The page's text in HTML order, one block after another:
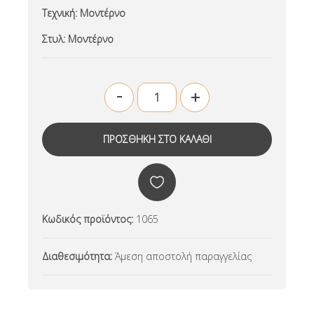
Τεχνική: Μοντέρνο
Στυλ: Μοντέρνο
- +
Κωδικός προϊόντος: 1065
Διαθεσιμότητα: Άμεση αποστολή παραγγελίας